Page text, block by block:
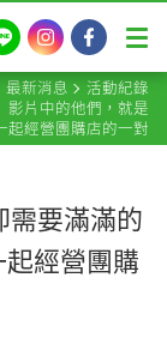
LINE InstagramFacebook
最新消息
活動紀錄
影片中的他們，就是
起經營團購店的一對
需要滿滿的
經營團購